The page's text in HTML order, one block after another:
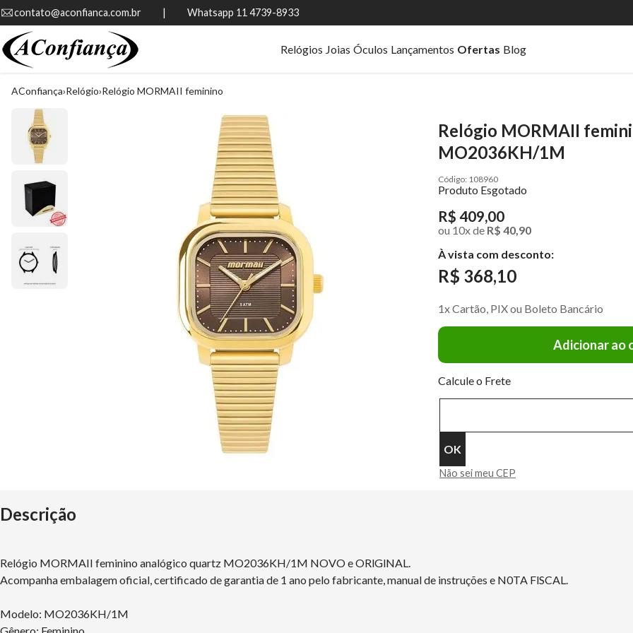
contato@aconfianca.com.br          |          Whatsapp 11 4739-8933
Relógios Joias Óculos Lançamentos Ofertas Blog
AConfiança Relógio Relógio MORMAII feminino
Relógio MORMAII
MO2036KH/1M
108960
Produto Esgotado
R$ 409,00
ou 10xde R$ 40,90
À vista com desconto:
R$ 368,10
1x Cartão, PIX ou Boleto Bancário
Adicionar ao
Calcule o Frete
Não sei meu CEP
Descrição
Relógio MORMAII feminino analógico quartz MO2036KH/1M NOVO e ORlGlNAL.
Acompanha embalagem oficial, certificado de garantia de 1 ano pelo fabricante, manual de instruções e N0TA FlSCAL.
Modelo: MO2036KH/1M